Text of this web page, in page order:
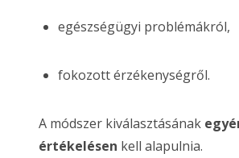
egészségügyi problémákról,
fokozott érzékenységről.
A módszer kiválasztásának
értékelésen kell alapulnia.